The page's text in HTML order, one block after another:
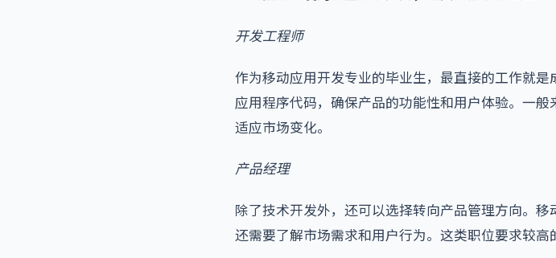
开发工程师
作为移动应用开发专业的毕业生，最直接的工作就
应用程序代码，确保产品的功能性和用户体验。一
适应市场变化。
产品经理
除了技术开发外，还可以选择转向产品管理方向。移
还需要了解市场需求和用户行为。这类职位要求较高